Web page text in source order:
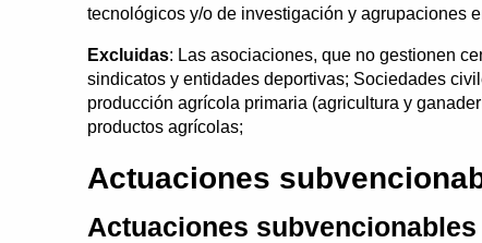
tecnológicos y/o de investigación y agrupaciones
Excluidas: Las asociaciones, que no gestionen
sindicatos y entidades deportivas; Sociedades
producción agrícola primaria (agricultura y
productos agrícolas;
Actuaciones
Actuaciones subvencionables